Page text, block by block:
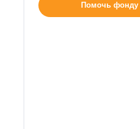
Помочь фонду